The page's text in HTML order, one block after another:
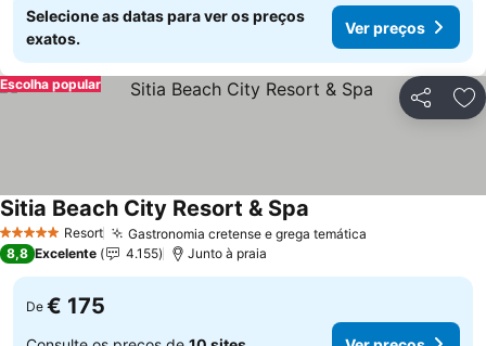
Selecione as datas para ver os preços
exatos.
Ver preços
Partilhar
Escolha popular
5 Estrelas Resort Gastronomia cretense e grega temática
Sitia Beach City Resort & Spa
8,8 Excelente 4.155 Junto à praia
De € 175